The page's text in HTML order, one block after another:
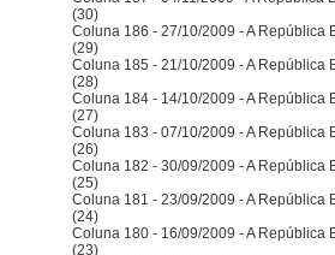
(30)
Coluna 186 - 27/10/2009 - A República
(29)
Coluna 185 - 21/10/2009 - A República
(28)
Coluna 184 - 14/10/2009 - A República
(27)
Coluna 183 - 07/10/2009 - A República
(26)
Coluna 182 - 30/09/2009 - A República
(25)
Coluna 181 - 23/09/2009 - A República
(24)
Coluna 180 - 16/09/2009 - A República
(23)